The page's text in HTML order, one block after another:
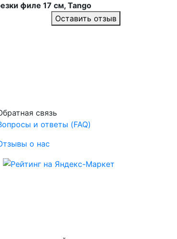
филе 17 см, Tango
Оставить отзыв
связь
и ответы (FAQ)
о нас